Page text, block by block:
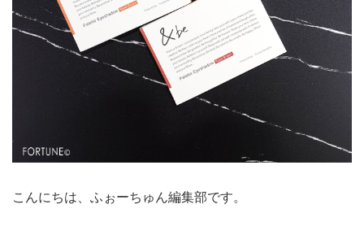
こんにちは、ふぉーちゅん編集部です。